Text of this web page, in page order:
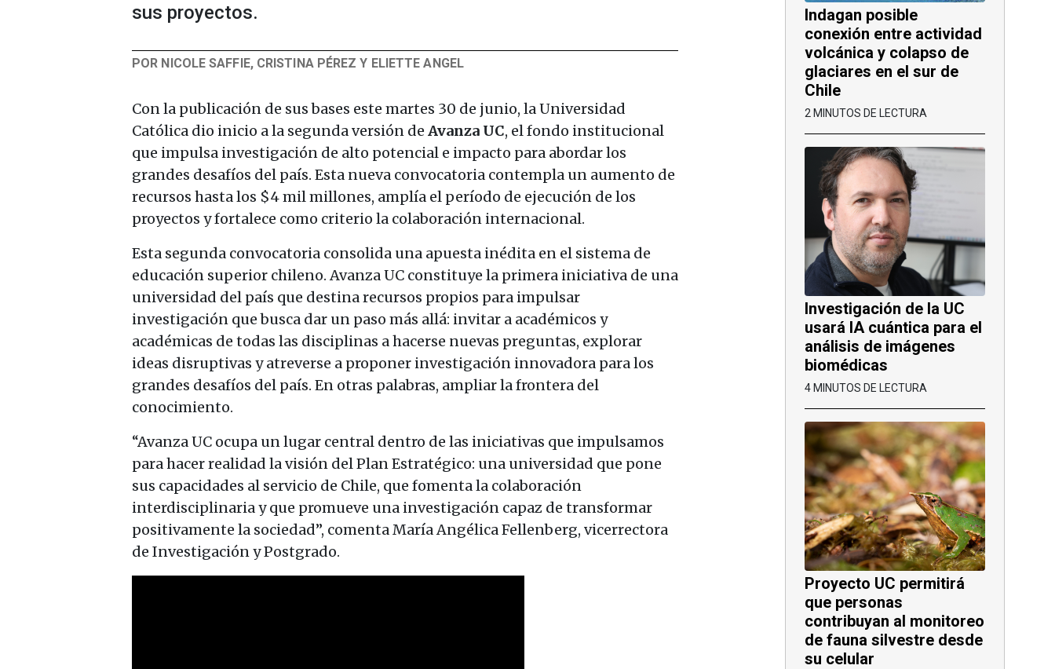
sus proyectos.
POR NICOLE SAFFIE, CRISTINA PÉREZ Y ELIETTE ANGEL
Con la publicación de sus bases este martes 30 de junio, la Universidad
Católica dio inicio a la segunda versión de Avanza UC, el fondo institucional
que impulsa investigación de alto potencial e impacto para abordar los
grandes desafíos del país. Esta nueva convocatoria contempla un aumento de
recursos hasta los $4 mil millones, amplía el período de ejecución de los
proyectos y fortalece como criterio la colaboración internacional.
Esta segunda convocatoria consolida una apuesta inédita en el sistema de
educación superior chileno. Avanza UC constituye la primera iniciativa de una
universidad del país que destina recursos propios para impulsar
investigación que busca dar un paso más allá: invitar a académicos y
académicas de todas las disciplinas a hacerse nuevas preguntas, explorar
ideas disruptivas y atreverse a proponer investigación innovadora para los
grandes desafíos del país. En otras palabras, ampliar la frontera del
conocimiento.
“Avanza UC ocupa un lugar central dentro de las iniciativas que impulsamos
para hacer realidad la visión del Plan Estratégico: una universidad que pone
sus capacidades al servicio de Chile, que fomenta la colaboración
interdisciplinaria y que promueve una investigación capaz de transformar
positivamente la sociedad”, comenta María Angélica Fellenberg, vicerrectora
de Investigación y Postgrado.
Indagan posible
conexión entre actividad
volcánica y colapso de
glaciares en el sur de
Chile
2 MINUTOS DE LECTURA
Investigación de la UC
usará IA cuántica para el
análisis de imágenes
biomédicas
4 MINUTOS DE LECTURA
Proyecto UC permitirá
que personas
contribuyan al monitoreo
de fauna silvestre desde
su celular